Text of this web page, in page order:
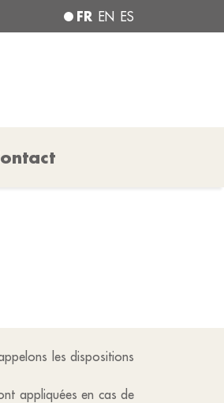
FR EN ES
les dispositions
appliquées en cas de